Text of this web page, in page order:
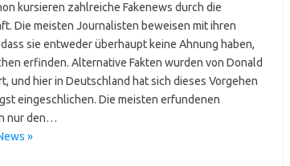
kursieren zahlreiche Fakenews durch die
Die meisten Journalisten beweisen mit ihren
sie entweder überhaupt keine Ahnung haben,
erfinden. Alternative Fakten wurden von Donald
und hier in Deutschland hat sich dieses Vorgehen
eingeschlichen. Die meisten erfundenen
nur den…
»